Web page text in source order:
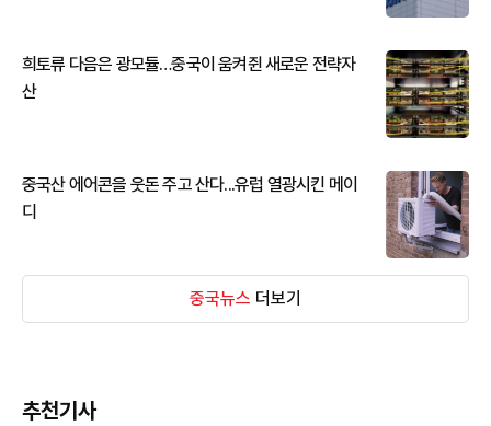
희토류 다음은 광모듈…중국이 움켜쥔 새로운 전략자
산
중국산 에어콘을 웃돈 주고 산다...유럽 열광시킨 메이
디
중국뉴스 더보기
추천기사